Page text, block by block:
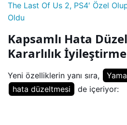
The Last Of Us 2, PS4′ Özel
Oldu
Kapsamlı Hata
Kararlılık
Yeni özelliklerin yanı sıra,
hata düzeltmesi
de içeriyor: